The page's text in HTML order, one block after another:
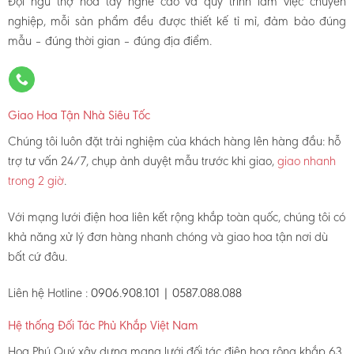
nghiệp, mỗi sản phẩm đều được thiết kế tỉ mỉ, đảm bảo đúng
mẫu – đúng thời gian – đúng địa điểm.
Giao Hoa Tận Nhà Siêu Tốc
Chúng tôi luôn đặt trải nghiệm của khách hàng lên hàng đầu: hỗ
trợ tư vấn 24/7, chụp ảnh duyệt mẫu trước khi giao,giao nhanh
trong 2 giờ.
Với mạng lưới điện hoa liên kết rộng khắp toàn quốc, chúng tôi có
khả năng xử lý đơn hàng nhanh chóng và giao hoa tận nơi dù
bất cứ đâu.
Liên hệ Hotline : 0906.908.101 | 0587.088.088
Hệ thống Đối Tác Phủ Khắp Việt Nam